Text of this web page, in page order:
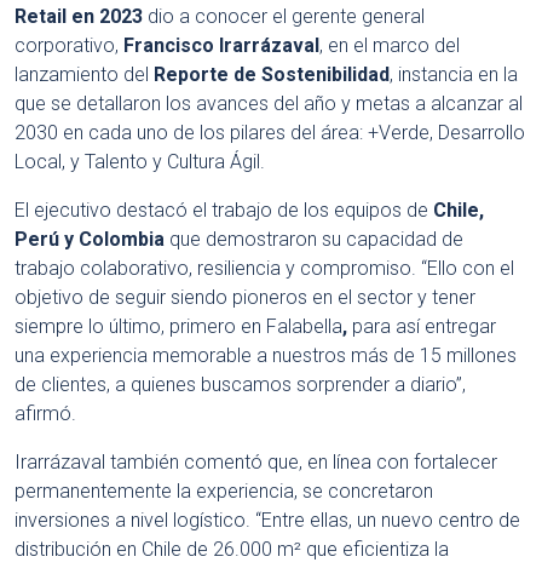
Retail en 2023 dio a conocer el gerente general
corporativo, Francisco Irarrázaval, en el marco del
lanzamiento del Reporte de Sostenibilidad, instancia en la
que se detallaron los avances del año y metas a alcanzar al
2030 en cada uno de los pilares del área: +Verde, Desarrollo
Local, y Talento y Cultura Ágil.
El ejecutivo destacó el trabajo de los equipos de Chile,
Perú y Colombia que demostraron su capacidad de
trabajo colaborativo, resiliencia y compromiso. “Ello con el
objetivo de seguir siendo pioneros en el sector y tener
siempre lo último, primero en Falabella, para así entregar
una experiencia memorable a nuestros más de 15 millones
de clientes, a quienes buscamos sorprender a diario”,
afirmó.
Irarrázaval también comentó que, en línea con fortalecer
permanentemente la experiencia, se concretaron
inversiones a nivel logístico. “Entre ellas, un nuevo centro de
distribución en Chile de 26.000 m² que eficientiza la